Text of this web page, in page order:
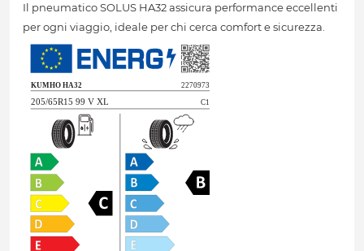
Il pneumatico SOLUS HA32 assicura performance eccellenti
per ogni viaggio, ideale per chi cerca comfort e sicurezza.